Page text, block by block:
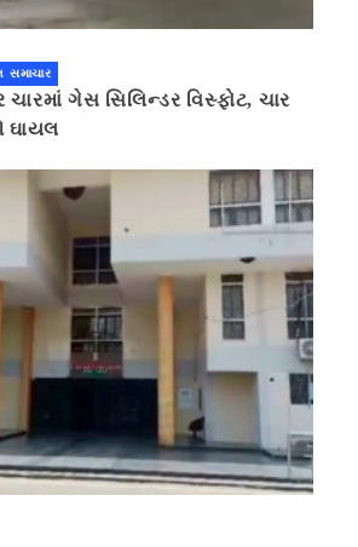
સમાચાર
ગેસ સિલિન્ડર વિસ્ફોટ, ચાર
ઘાયલ